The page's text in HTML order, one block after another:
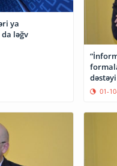
ya
ləğv
01-